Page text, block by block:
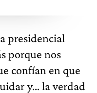
presidencial
porque nos
confían en que
y… la verdad